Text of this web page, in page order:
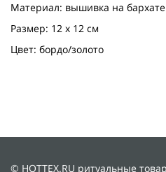
Материал: вышивка на бархате
Размер: 12 х 12 см
Цвет: бордо/золото
© HOTTEX.RU ритуальные